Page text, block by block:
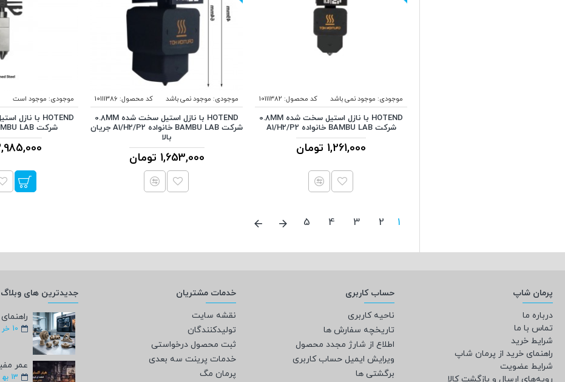
موجودی: موجود نمی باشد کد محصول: 10111382
HOTEND با نازل استیل سخت شده 0.8MM
شرکت BAMBU LAB خانواده A1/H2/P2
1,261,000 تومان
موجودی: موجود نمی باشد کد محصول: 10111386
HOTEND با نازل استیل سخت شده 0.8MM
شرکت BAMBU LAB خانواده A1/H2/P2 جریان
بالا
1,653,000 تومان
موجودی: موجود است
شرکت BAMBU LAB سری P1 و X1
3,985,000
1
2
3
4
5
پرمان شاپ
درباره ما
تماس با ما
شرایط خرید
راهنمای خرید از پرمان شاپ
شرایط عضویت
رویه‌های ارسال و بازگشت کالا
حساب کاربری
ناحیه کاربری
تاریخچه سفارش ها
اطلاع از شارژ مجدد محصول
ویرایش ایمیل حساب کاربری
برگشتی ها
خدمات مشتریان
نقشه سایت
تولیدکنندگان
ثبت محصول درخواستی
خدمات پرینت سه بعدی
پرمان مگ
جدیدترین های وبلاگ
10 خر
13 به‍